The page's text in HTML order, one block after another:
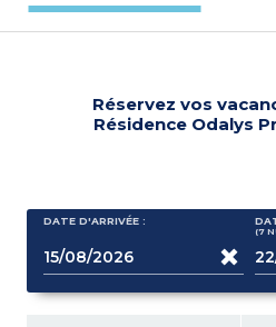
Réservez vos
Résidence Odalys
DATE D'ARRIVÉE :
(7